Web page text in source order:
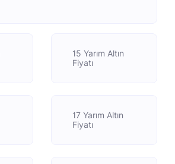
15 Yarım Altın
Fiyatı
17 Yarım Altın
Fiyatı